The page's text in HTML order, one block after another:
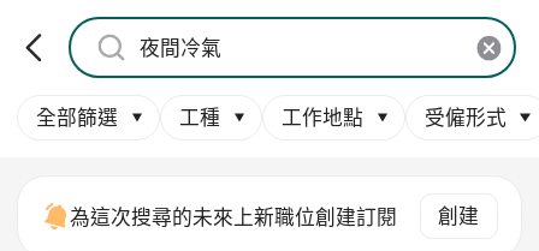
全部篩選 工種 工作地點 受僱形式
為這次搜尋的未來上新職位創建訂閱 創建